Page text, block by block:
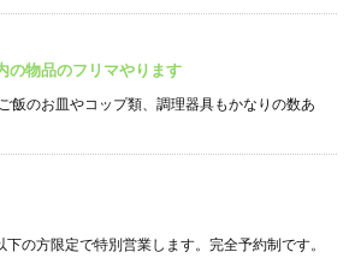
の物品のフリマやります
飯のお皿やコップ類、調理器具もかなりの数あ
の方限定で特別営業します。完全予約制です。